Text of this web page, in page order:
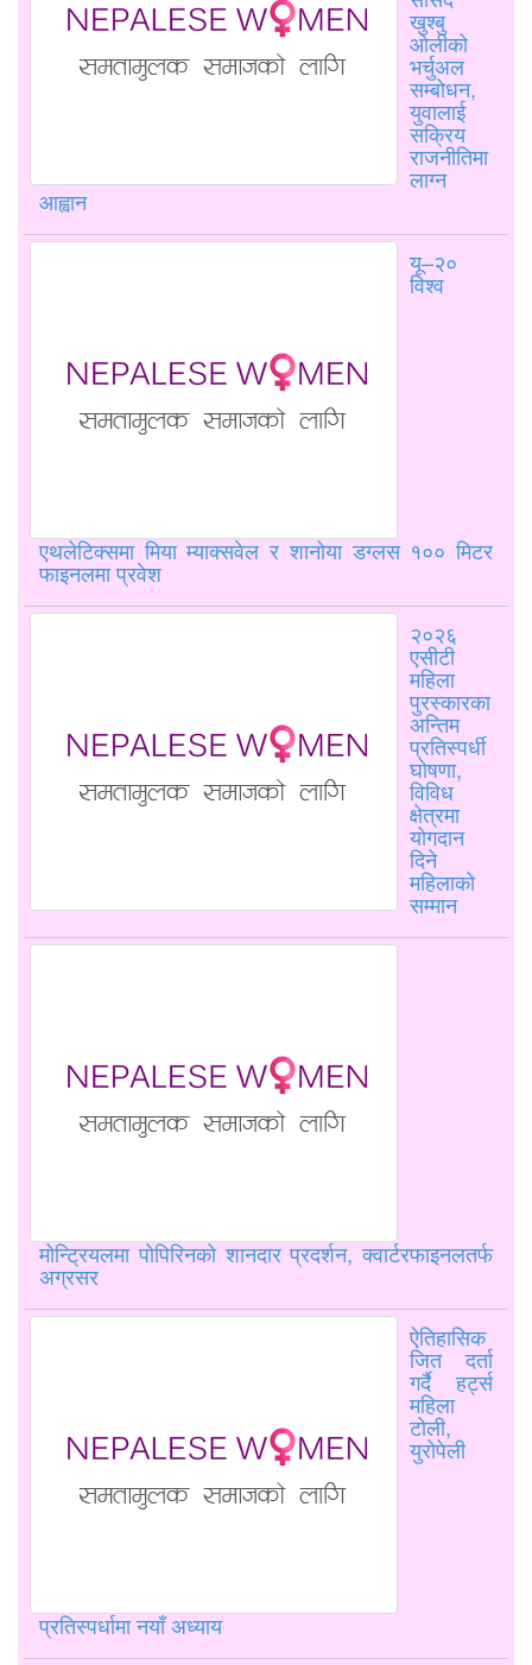
खुश्बु
ओलीको
भर्चुअल
सम्बोधन,
युवालाई
सक्रिय
राजनीतिमा
लाग्न
आह्वान
यू–२०
विश्व
एथलेटिक्समा मिया म्याक्सवेल र शानोया डग्लस १०० मिटर
फाइनलमा प्रवेश
२०२६
एसीटी
महिला
पुरस्कारका
अन्तिम
प्रतिस्पर्धी
घोषणा,
विविध
क्षेत्रमा
योगदान
दिने
महिलाको
सम्मान
मोन्ट्रियलमा पोपिरिनको शानदार प्रदर्शन, क्वार्टरफाइनलतर्फ
अग्रसर
ऐतिहासिक
जित दर्ता
गर्दै हर्ट्स
महिला
टोली,
युरोपेली
प्रतिस्पर्धामा नयाँ अध्याय